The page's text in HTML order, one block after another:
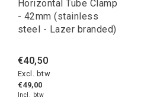
Horizontal Tube Clamp
- 42mm (stainless
steel - Lazer branded)
€40,50
Excl. btw
€49,00
Incl. btw